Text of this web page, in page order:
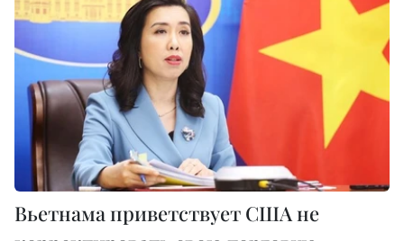
Вьетнама приветствует США не